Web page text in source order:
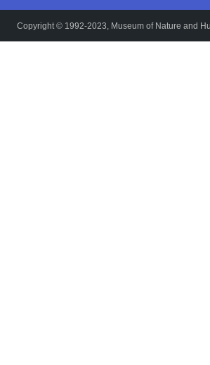
Copyright © 1992-2023, Museum of Nature and